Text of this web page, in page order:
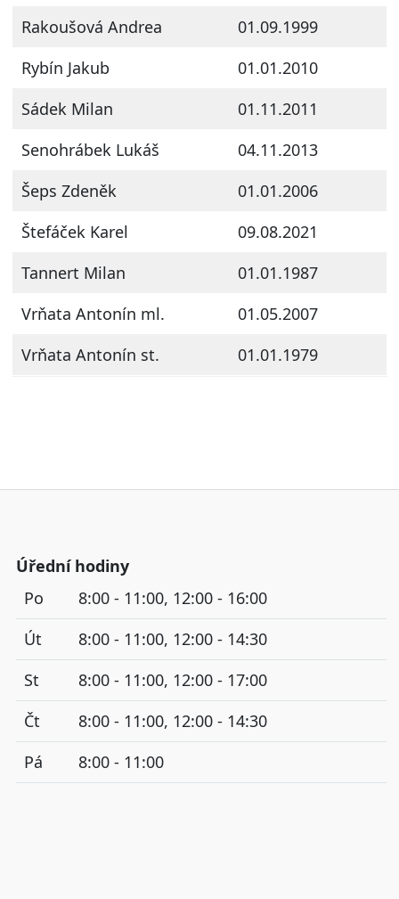
Rakoušová Andrea
01.09.1999
Rybín Jakub
01.01.2010
Sádek Milan
01.11.2011
Senohrábek Lukáš
04.11.2013
Šeps Zdeněk
01.01.2006
Štefáček Karel
09.08.2021
Tannert Milan
01.01.1987
Vrňata Antonín ml.
01.05.2007
Vrňata Antonín st.
01.01.1979
Úřední hodiny
Po
8:00 - 11:00, 12:00 - 16:00
Út
8:00 - 11:00, 12:00 - 14:30
St
8:00 - 11:00, 12:00 - 17:00
Čt
8:00 - 11:00, 12:00 - 14:30
Pá
8:00 - 11:00